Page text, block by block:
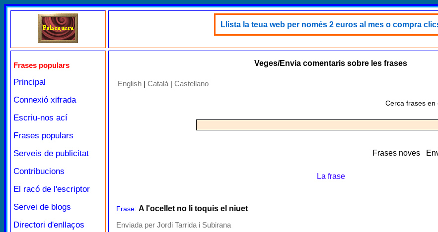
Llista la teua web per només 2 euros al mes o compra
Frases populars
Principal
Connexió xifrada
Escriu-nos ací
Frases populars
Serveis de publicitat
Contribucions
El racó de l'escriptor
Servei de blogs
Directori d'enllaços
Veges/Envia comentaris sobre les frases
English | Català| Castellano
Cerca frases en
Frases noves
La frase
Frase: A l'ocellet no li toquis el niuet
Enviada per Jordi Tarrida i Subirana